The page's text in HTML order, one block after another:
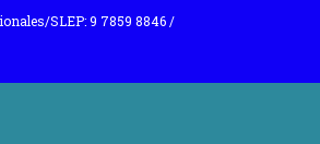
SLEP: 9 7859 8846 /